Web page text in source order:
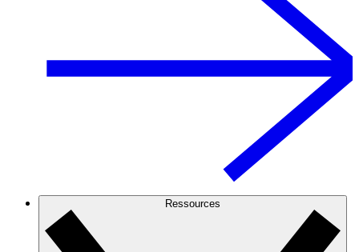
Ressources